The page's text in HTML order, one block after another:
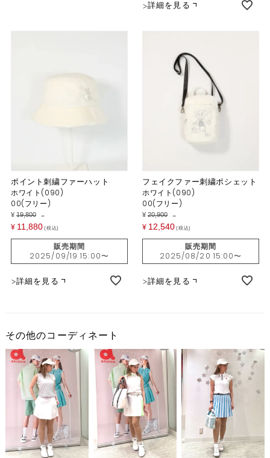
詳細を見る
ポイント刺繍ファーハット
00(フリー)
ホワイト(090)
¥ 19,800 →
¥ 11,880 税込
販売期間
2025/09/19 15:00〜
詳細を見る
フェイクファー刺繍ポシェット
00(フリー)
ホワイト(090)
¥ 20,900 →
¥ 12,540 税込
販売期間
2025/08/20 15:00〜
詳細を見る
その他のコーディネート